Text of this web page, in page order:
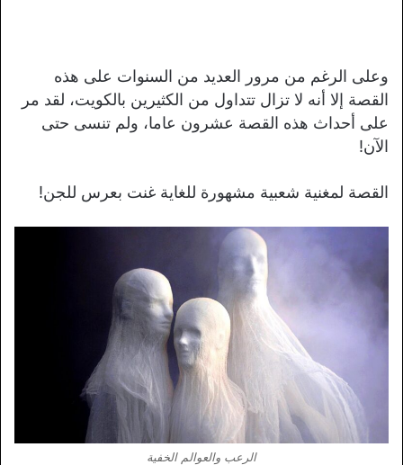
وعلى الرغم من مرور العديد من السنوات على هذه
القصة إلا أنه لا تزال تتداول من الكثيرين بالكويت، لقد مر
على أحداث هذه القصة عشرون عاما، ولم تنسى حتى
الآن!
القصة لمغنية شعبية مشهورة للغاية غنت بعرس للجن!
الرعب والعوالم الخفية